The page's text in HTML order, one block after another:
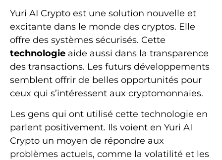
Yuri AI Crypto est une solution nouvelle et
excitante dans le monde des cryptos. Elle
offre des systèmes sécurisés. Cette
technologie aide aussi dans la transparence
des transactions. Les futurs développements
semblent offrir de belles opportunités pour
ceux qui s’intéressent aux cryptomonnaies.
Les gens qui ont utilisé cette technologie en
parlent positivement. Ils voient en Yuri AI
Crypto un moyen de répondre aux
problèmes actuels, comme la volatilité et les